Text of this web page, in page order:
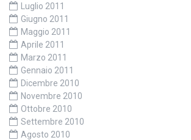
Luglio 2011
Giugno 2011
Maggio 2011
Aprile 2011
Marzo 2011
Gennaio 2011
Dicembre 2010
Novembre 2010
Ottobre 2010
Settembre 2010
Agosto 2010